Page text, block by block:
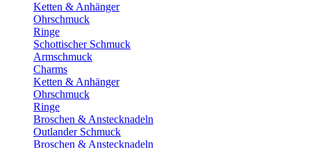
Ketten & Anhänger
Ohrschmuck
Ringe
Schottischer Schmuck
Armschmuck
Charms
Ketten & Anhänger
Ohrschmuck
Ringe
Broschen & Anstecknadeln
Outlander Schmuck
Broschen & Anstecknadeln